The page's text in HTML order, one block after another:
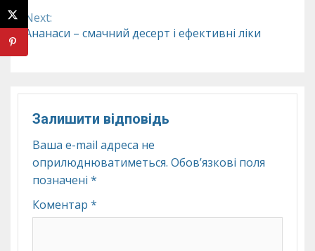
Reading
Next:
Ананаси – смачний десерт і ефективні ліки
Залишити відповідь
Ваша e-mail адреса не
оприлюднюватиметься. Обов’язкові поля
позначені *
Коментар *